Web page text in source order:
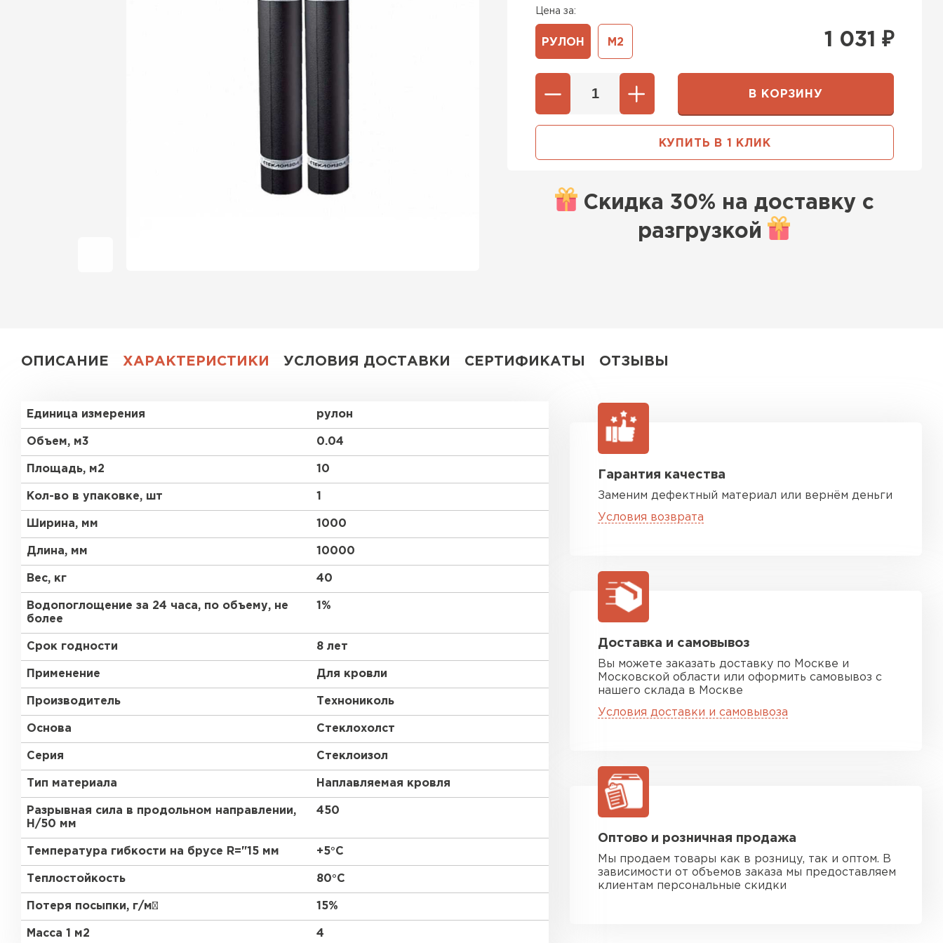
Рулонная кровля
Цена за:
РУЛОН М2 1 031 ₽
В КОРЗИНУ
КУПИТЬ В 1 КЛИК
Скидка 30% на доставку с
разгрузкой
ОПИСАНИЕ ХАРАКТЕРИСТИКИ УСЛОВИЯ ДОСТАВКИ СЕРТИФИКАТЫ ОТЗЫВЫ
Единица измерения рулон
Объем, м3 0.04
Площадь, м2 10
Кол-во в упаковке, шт 1
Ширина, мм 1000
Длина, мм 10000
Вес, кг 40
Водопоглощение за 24 часа, по объему, не
более
1%
Срок годности 8 лет
Применение Для кровли
Производитель Технониколь
Основа Стеклохолст
Серия Стеклоизол
Тип материала Наплавляемая кровля
Разрывная сила в продольном направлении,
Н/50 мм
450
Температура гибкости на брусе R="15 мм +5°С
Теплостойкость 80°С
Потеря посыпки, г/м² 15%
Масса 1 м2 4
Гарантия качества
Заменим дефектный материал или вернём деньги
Условия возврата
Доставка и самовывоз
Вы можете заказать доставку по Москве и
Московской области или оформить самовывоз с
нашего склада в Москве
Условия доставки и самовывоза
Оптово и розничная продажа
Мы продаем товары как в розницу, так и оптом. В
зависимости от объемов заказа мы предоставляем
клиентам персональные скидки
Рулонная кровля
ПЕРЕЙТИ